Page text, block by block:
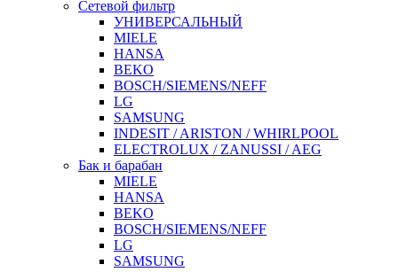
Сетевой фильтр
УНИВЕРСАЛЬНЫЙ
MIELE
HANSA
BEKO
BOSCH/SIEMENS/NEFF
LG
SAMSUNG
INDESIT / ARISTON / WHIRLPOOL
ELECTROLUX / ZANUSSI / AEG
Бак и барабан
MIELE
HANSA
BEKO
BOSCH/SIEMENS/NEFF
LG
SAMSUNG